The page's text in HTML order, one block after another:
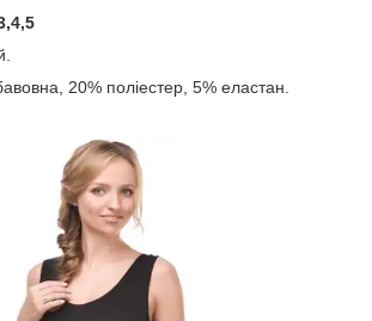
20% поліестер, 5% еластан.